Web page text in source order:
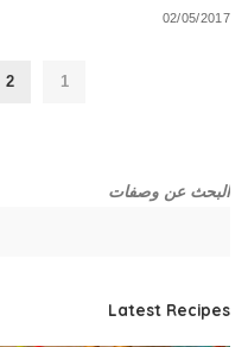
02/05/2017
1
2
البحث عن وصفات
Latest Recipes